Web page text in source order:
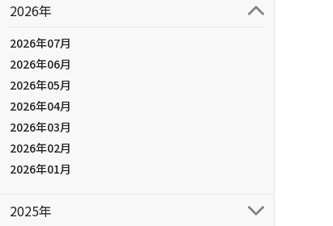
2026年
2026年07月
2026年06月
2026年05月
2026年04月
2026年03月
2026年02月
2026年01月
2025年